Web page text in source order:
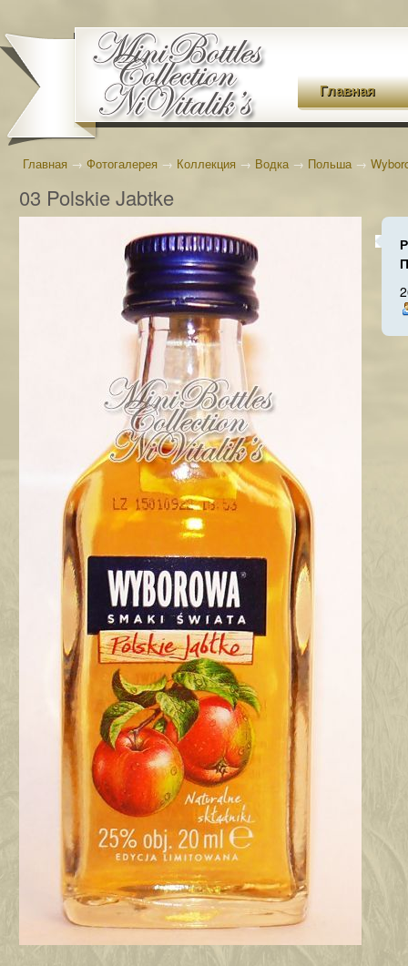
Главная
Главная → Фотогалерея → Коллекция → Водка→ Польша→
03 Polskie Jabtke